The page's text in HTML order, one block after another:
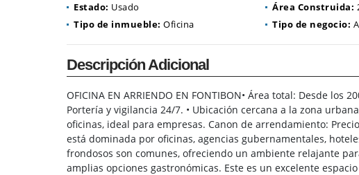
Estado: Usado Área Construida:
Tipo de inmueble: Oficina Tipo de negocio:
Descripción Adicional
OFICINA EN ARRIENDO EN FONTIBON• Área total: Desde los
Portería y vigilancia 24/7. • Ubicación cercana a la zona
oficinas, ideal para empresas. Canon de arrendamiento:
está dominada por oficinas, agencias gubernamentales,
frondosos son comunes, ofreciendo un ambiente relajante
amplias opciones gastronómicas. Este es un excelente